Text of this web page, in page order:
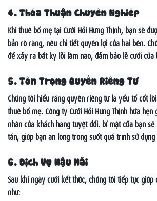
4. Thỏa Thuận Chuyên Nghiệp
Khi thuê bố mẹ tại Cưới Hỏi Hưng Thịnh, bạn sẽ
bản rõ ràng, nêu chi tiết quyền lợi của hai bên.
để xảy ra bất kỳ lỗi lầm nào, đảm bảo lễ cưới
5. Tôn Trọng Quyền Riêng Tư
Chúng tôi hiểu rằng quyền riêng tư là yếu tố cốt
thuê bố mẹ. Công ty Cưới Hỏi Hưng Thịnh hứa
nhân của khách hàng tuyệt đối. bí mật của bạn
tán, giúp bạn an lòng trong suốt quá trình sử
6. Dịch Vụ Hậu Mãi
Sau khi ngày cưới kết thúc, chúng tôi tiếp tục giúp
như: